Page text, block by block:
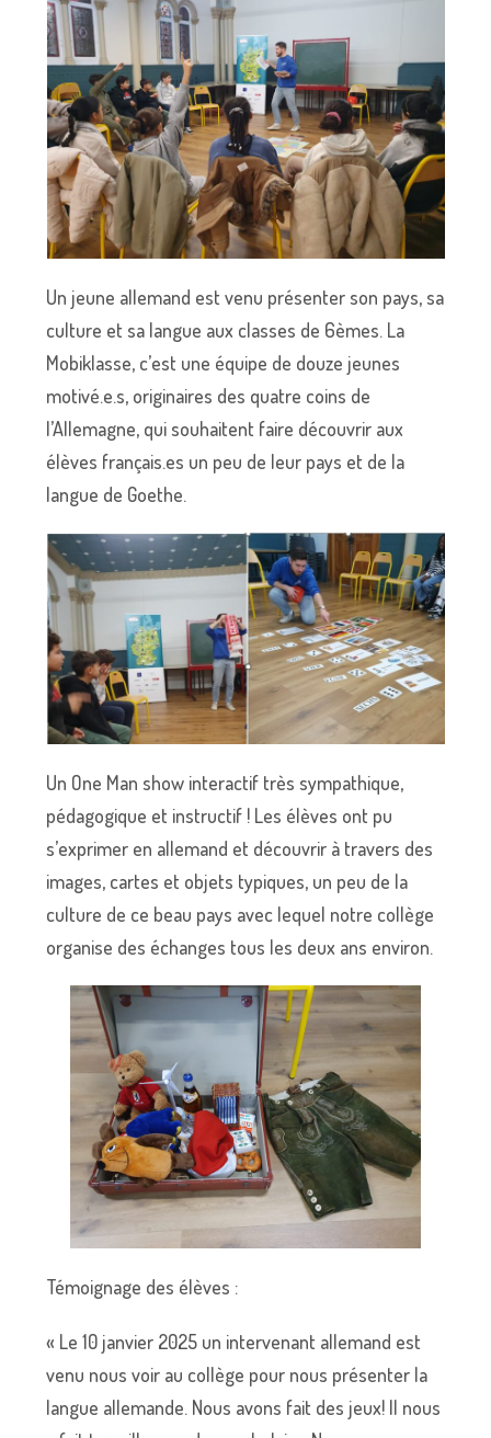
Un jeune allemand est venu présenter son pays, sa
culture et sa langue aux classes de 6èmes. La
Mobiklasse, c’est une équipe de douze jeunes
motivé.e.s, originaires des quatre coins de
l’Allemagne, qui souhaitent faire découvrir aux
élèves français.es un peu de leur pays et de la
langue de Goethe.
Un One Man show interactif très sympathique,
pédagogique et instructif ! Les élèves ont pu
s’exprimer en allemand et découvrir à travers des
images, cartes et objets typiques, un peu de la
culture de ce beau pays avec lequel notre collège
organise des échanges tous les deux ans environ.
Témoignage des élèves :
« Le 10 janvier 2025 un intervenant allemand est
venu nous voir au collège pour nous présenter la
langue allemande. Nous avons fait des jeux! Il nous